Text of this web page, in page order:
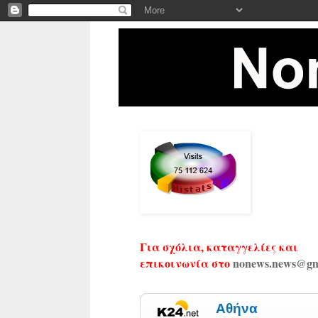
Για σχόλια, καταγγελίες και
επικοινωνία στο